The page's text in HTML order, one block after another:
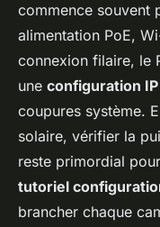
commence souvent
alimentation PoE,
connexion filaire, le
une configuration
coupures système.
solaire, vérifier la
reste primordial
tutoriel
brancher chaque